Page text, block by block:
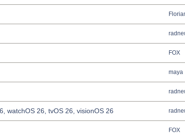
FOX
maya
watchOS 26, tvOS 26, visionOS 26
FOX